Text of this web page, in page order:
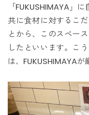
「FUKUSHIMAYA」
共に食材に対するこ
とから、このスペー
したといいます。こ
は、FUKUSHIMAYAが